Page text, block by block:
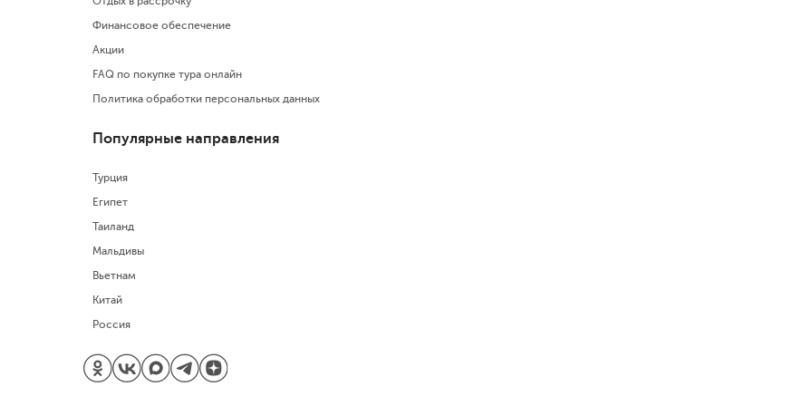
Финансовое обеспечение
Акции
FAQ по покупке тура онлайн
Политика обработки персональных данных
Популярные направления
Турция
Египет
Таиланд
Мальдивы
Вьетнам
Китай
Россия